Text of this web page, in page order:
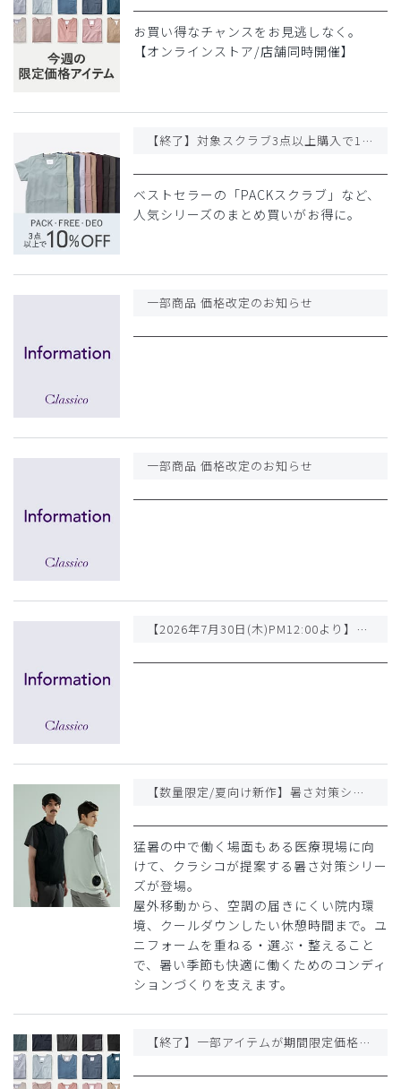
お買い得なチャンスをお見逃しなく。
【オンラインストア/店舗同時開催】
【終了】対象スクラブ3点以上購入で10%OFF!
ベストセラーの「PACKスクラブ」など、
人気シリーズのまとめ買いがお得に。
一部商品 価格改定のお知らせ
一部商品 価格改定のお知らせ
【2026年7月30日(木)PM12:00より】一部商品 価格改定のお知らせ
【数量限定/夏向け新作】暑さ対策シリーズとして、空調服®️・パーカー・インナーが登場
猛暑の中で働く場面もある医療現場に向
けて、クラシコが提案する暑さ対策シリー
ズが登場。
屋外移動から、空調の届きにくい院内環
境、クールダウンしたい休憩時間まで。ユ
ニフォームを重ねる・選ぶ・整えること
で、暑い季節も快適に働くためのコンディ
ションづくりを支えます。
【終了】一部アイテムが期間限定価格になりました